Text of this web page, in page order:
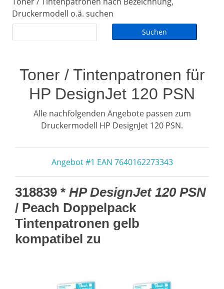
Druckermodell o.ä. suchen
Toner / Tintenpatronen für
HP DesignJet 120 PSN
Alle nachfolgenden Angebote passen zum
Druckermodell HP DesignJet 120 PSN.
Angebot #1 EAN 7640162273343
318839 * HP DesignJet 120 PSN
/ Peach Doppelpack
Tintenpatronen gelb
kompatibel zu